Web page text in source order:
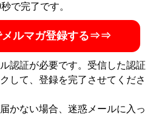
で完了です。
メルマガ登録する⇒⇒
認証が必要です。受信した認証
して、登録を完了させてくださ
かない場合、迷惑メールに入っ